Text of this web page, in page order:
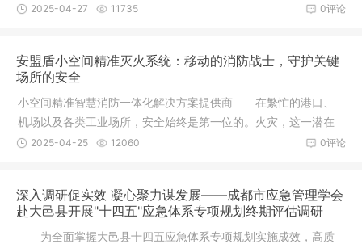
日在广州
0评论
2025-04-27 11735
安盟盾小空间精准灭火系统：移动的消防战士，守护关键
场所的安全
小空间精准智慧消防一体化解决方案提供商 在繁忙的港口、
机场以及各类工业场所，安全始终是第一位的。火灾，这一潜在
的危险源
0评论
2025-04-25 12060
深入调研促实效 凝心聚力谋发展——成都市应急管理学会
赴大邑县开展"十四五"应急体系专项规划终期评估调研
为全面掌握大邑县十四五应急体系专项规划实施成效，高质